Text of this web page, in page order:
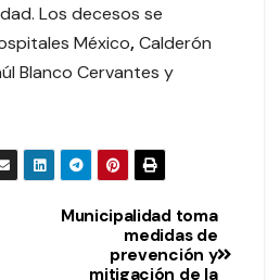
Los decesos se
México,Calderón
Blanco Cervantes y
Municipalidad toma
medidas de
prevención y
mitigación de la